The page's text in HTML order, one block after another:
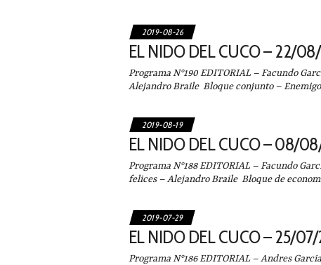
2019-08-26
EL NIDO DEL CUCO – 22/
Programa N°190 EDITORIAL – Facundo
Alejandro Braile Bloque conjunto –
2019-08-19
EL NIDO DEL CUCO – 08/
Programa N°188 EDITORIAL – Facundo
felices – Alejandro Braile Bloque de
2019-07-29
EL NIDO DEL CUCO – 25/
Programa N°186 EDITORIAL – Andres